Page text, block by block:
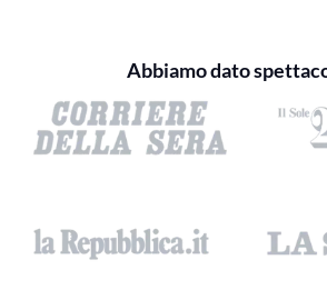
Abbiamo dato